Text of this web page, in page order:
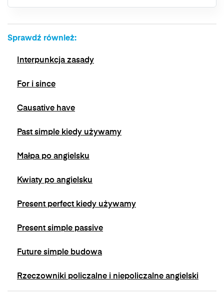
bez wpływu na zgodność z prawem
jest możliwe poprzez kontakt z Administratorem
naciśniecie przycisku "wypisz się" znajdującego
Sprawdź również:
Interpunkcja zasady
For i since
Causative have
Past simple kiedy używamy
Małpa po angielsku
Kwiaty po angielsku
Present perfect kiedy używamy
Present simple passive
Future simple budowa
Rzeczowniki policzalne i niepoliczalne angielski